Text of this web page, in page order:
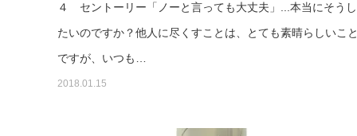
４ セントーリー「ノーと言っても大丈夫」...本当にそうし
たいのですか？他人に尽くすことは、とても素晴らしいこと
ですが、いつも…
2018.01.15